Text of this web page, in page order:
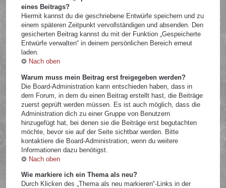
eines Beitrags?
Hiermit kannst du die geschriebene Entwürfe speichern und zu
einem späteren Zeitpunkt vervollständigen und absenden. Den
gesicherten Beitrag kannst du mit der Funktion „Gespeicherte
Entwürfe verwalten“ in deinem persönlichen Bereich erneut
laden.
Nach oben
Warum muss mein Beitrag erst freigegeben werden?
Die Board-Administration kann entschieden haben, dass in
dem Forum, in dem du einen Beitrag erstellt hast, die Beiträge
zuerst geprüft werden müssen. Es ist auch möglich, dass die
Administration dich zu einer Gruppe von Benutzern
hinzugefügt hat, bei denen sie die Beiträge erst begutachten
möchte, bevor sie auf der Seite sichtbar werden. Bitte
kontaktiere die Board-Administration, wenn du weitere
Informationen dazu benötigst.
Nach oben
Wie markiere ich ein Thema als neu?
Durch Klicken des „Thema als neu markieren“-Links in der